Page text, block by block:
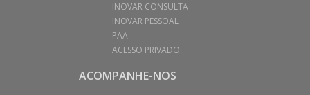
INOVAR CONSULTA
INOVAR PESSOAL
PAA
ACESSO PRIVADO
ACOMPANHE-NOS